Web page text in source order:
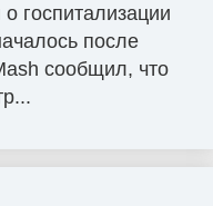
госпитализации
после
сообщил, что